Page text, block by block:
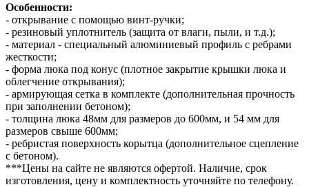
Особенности:
- открывание с помощью винт-ручки;
- резиновый уплотнитель (защита от влаги, пыли, и т.д.);
- материал - специальный алюминиевый профиль с ребрами
жесткости;
- форма люка под конус (плотное закрытие крышки люка и
облегчение открывания);
- армирующая сетка в комплекте (дополнительная прочность
при заполнении бетоном);
- толщина люка 48мм для размеров до 600мм, и 54 мм для
размеров свыше 600мм;
- ребристая поверхность корытца (дополнительное сцепление
с бетоном).
***Цены на сайте не являются офертой. Наличие, срок
изготовления, цену и комплектность уточняйте по телефону.